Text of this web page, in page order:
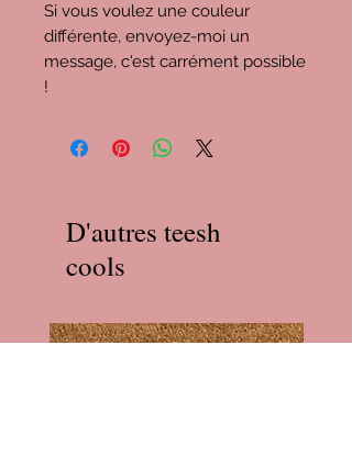
Si vous voulez une couleur
différente, envoyez-moi un
message, c'est carrément possible
!
D'autres teesh
cools